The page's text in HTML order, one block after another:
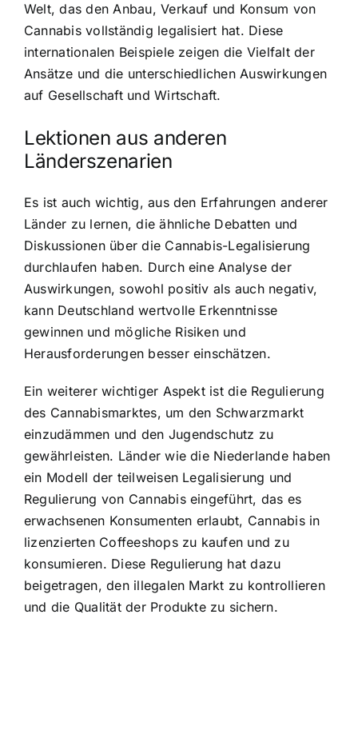
Welt, das den Anbau, Verkauf und Konsum von
Cannabis vollständig legalisiert hat. Diese
internationalen Beispiele zeigen die Vielfalt der
Ansätze und die unterschiedlichen Auswirkungen
auf Gesellschaft und Wirtschaft.
Lektionen aus anderen
Länderszenarien
Es ist auch wichtig, aus den Erfahrungen anderer
Länder zu lernen, die ähnliche Debatten und
Diskussionen über die Cannabis-Legalisierung
durchlaufen haben. Durch eine Analyse der
Auswirkungen, sowohl positiv als auch negativ,
kann Deutschland wertvolle Erkenntnisse
gewinnen und mögliche Risiken und
Herausforderungen besser einschätzen.
Ein weiterer wichtiger Aspekt ist die Regulierung
des Cannabismarktes, um den Schwarzmarkt
einzudämmen und den Jugendschutz zu
gewährleisten. Länder wie die Niederlande haben
ein Modell der teilweisen Legalisierung und
Regulierung von Cannabis eingeführt, das es
erwachsenen Konsumenten erlaubt, Cannabis in
lizenzierten Coffeeshops zu kaufen und zu
konsumieren. Diese Regulierung hat dazu
beigetragen, den illegalen Markt zu kontrollieren
und die Qualität der Produkte zu sichern.